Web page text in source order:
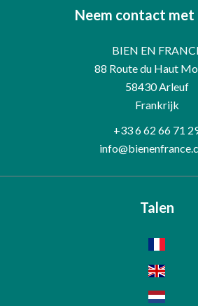
Neem contact met
BIEN EN
88 Route du Haut
58430Arleuf
Frankrijk
+33 6 62 66 71
Talen